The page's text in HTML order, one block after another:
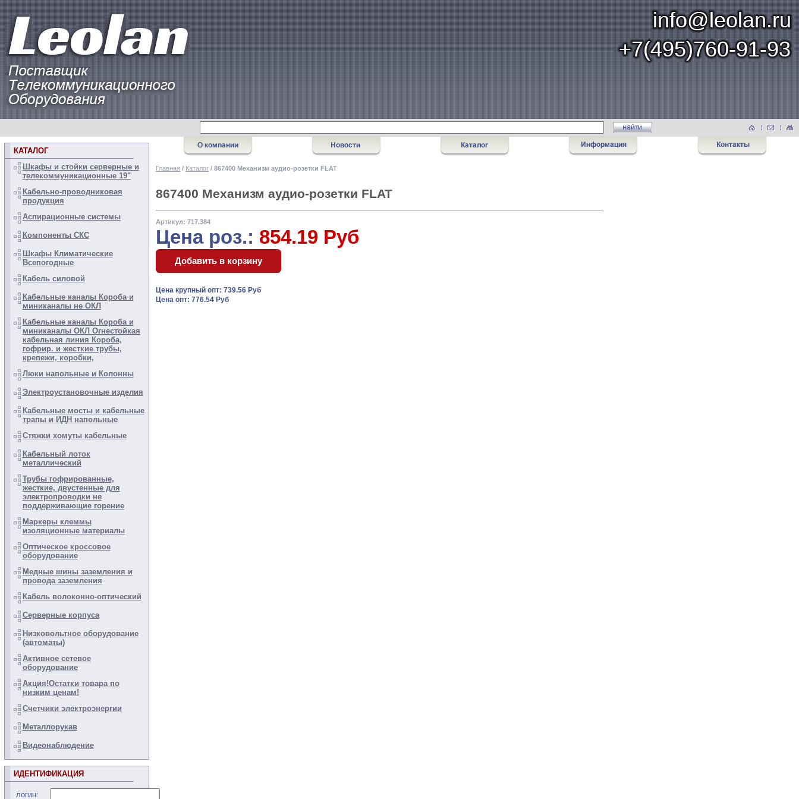
КАТАЛОГ
Шкафы и стойки серверные и
телекоммуникационные 19"
Кабельно-проводниковая
продукция
Аспирационные системы
Компоненты СКС
Шкафы Климатические
Всепогодные
Кабель силовой
Кабельные каналы Короба и
миниканалы не ОКЛ
Кабельные каналы Короба и
миниканалы ОКЛ Огнестойкая
кабельная линия Короба,
гофрир. и жесткие трубы,
крепежи, коробки,
Люки напольные и Колонны
Электроустановочные изделия
Кабельные мосты и кабельные
трапы и ИДН напольные
Стяжки хомуты кабельные
Кабельный лоток
металлический
Трубы гофрированные,
жесткие, двустенные для
электропроводки не
поддерживающие горение
Маркеры клеммы
изоляционные материалы
Оптическое кроссовое
оборудование
Медные шины заземления и
провода заземления
Кабель волоконно-оптический
Серверные корпуса
Низковольтное оборудование
(автоматы)
Активное сетевое
оборудование
Акция!Остатки товара по
низким ценам!
Счетчики электроэнергии
Металлорукав
Видеонаблюдение
ИДЕНТИФИКАЦИЯ
логин:
Главная / Каталог / 867400 Механизм аудио-розетки FLAT
867400 Механизм аудио-розетки FLAT
Артикул: 717.384
Цена роз.: 854.19 Руб
Цена крупный опт: 739.56 Руб
Цена опт: 776.54 Руб